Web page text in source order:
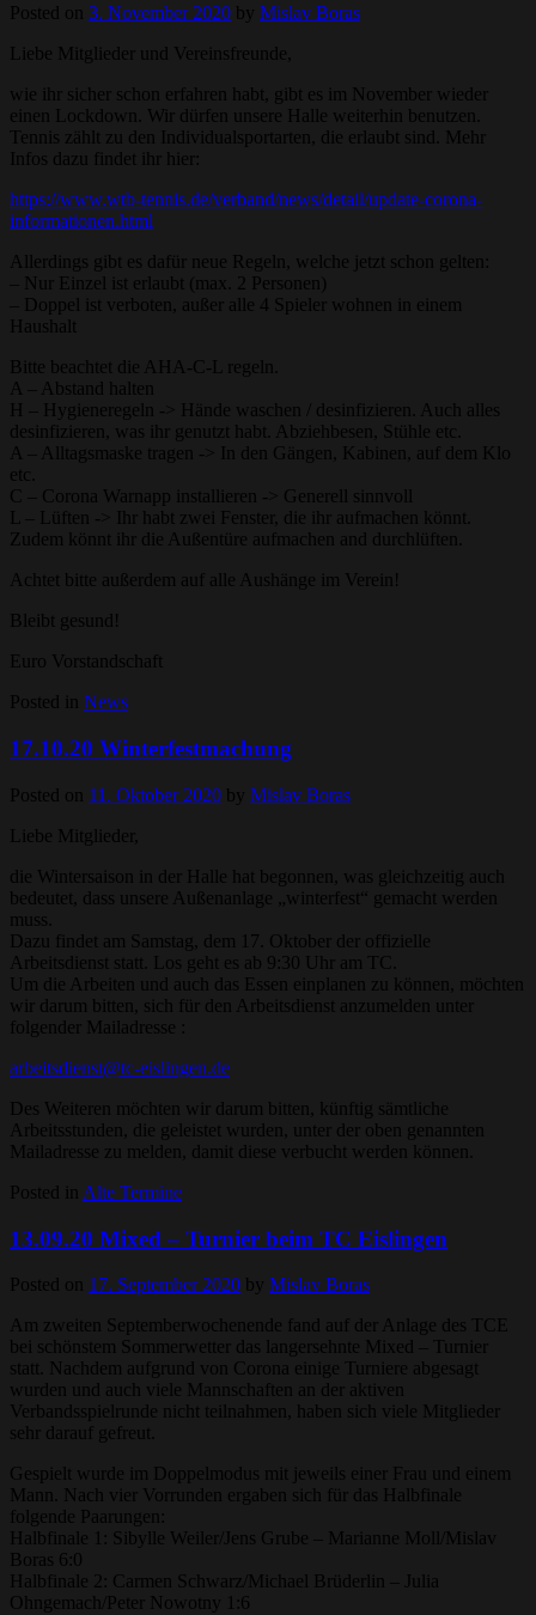
Posted on 3. November 2020 by Mislav Boras
Liebe Mitglieder und Vereinsfreunde,
wie ihr sicher schon erfahren habt, gibt es im November wieder
einen Lockdown. Wir dürfen unsere Halle weiterhin benutzen.
Tennis zählt zu den Individualsportarten, die erlaubt sind. Mehr
Infos dazu findet ihr hier:
https://www.wtb-tennis.de/verband/news/detail/update-corona-
informationen.html
Allerdings gibt es dafür neue Regeln, welche jetzt schon gelten:
– Nur Einzel ist erlaubt (max. 2 Personen)
– Doppel ist verboten, außer alle 4 Spieler wohnen in einem
Haushalt
Bitte beachtet die AHA-C-L regeln.
A – Abstand halten
H – Hygieneregeln -> Hände waschen / desinfizieren. Auch alles
desinfizieren, was ihr genutzt habt. Abziehbesen, Stühle etc.
A – Alltagsmaske tragen -> In den Gängen, Kabinen, auf dem Klo
etc.
C – Corona Warnapp installieren -> Generell sinnvoll
L – Lüften -> Ihr habt zwei Fenster, die ihr aufmachen könnt.
Zudem könnt ihr die Außentüre aufmachen and durchlüften.
Achtet bitte außerdem auf alle Aushänge im Verein!
Bleibt gesund!
Euro Vorstandschaft
Posted in News
17.10.20 Winterfestmachung
Posted on 11. Oktober 2020 by Mislav Boras
Liebe Mitglieder,
die Wintersaison in der Halle hat begonnen, was gleichzeitig auch
bedeutet, dass unsere Außenanlage „winterfest“ gemacht werden
muss.
Dazu findet am Samstag, dem 17. Oktober der offizielle
Arbeitsdienst statt. Los geht es ab 9:30 Uhr am TC.
Um die Arbeiten und auch das Essen einplanen zu können, möchten
wir darum bitten, sich für den Arbeitsdienst anzumelden unter
folgender Mailadresse :
arbeitsdienst@tc-eislingen.de
Des Weiteren möchten wir darum bitten, künftig sämtliche
Arbeitsstunden, die geleistet wurden, unter der oben genannten
Mailadresse zu melden, damit diese verbucht werden können.
Posted in Alte Termine
13.09.20 Mixed – Turnier beim TC Eislingen
Posted on 17. September 2020 by Mislav Boras
Am zweiten Septemberwochenende fand auf der Anlage des TCE
bei schönstem Sommerwetter das langersehnte Mixed – Turnier
statt. Nachdem aufgrund von Corona einige Turniere abgesagt
wurden und auch viele Mannschaften an der aktiven
Verbandsspielrunde nicht teilnahmen, haben sich viele Mitglieder
sehr darauf gefreut.
Gespielt wurde im Doppelmodus mit jeweils einer Frau und einem
Mann. Nach vier Vorrunden ergaben sich für das Halbfinale
folgende Paarungen:
Halbfinale 1: Sibylle Weiler/Jens Grube – Marianne Moll/Mislav
Boras 6:0
Halbfinale 2: Carmen Schwarz/Michael Brüderlin – Julia
Ohngemach/Peter Nowotny 1:6